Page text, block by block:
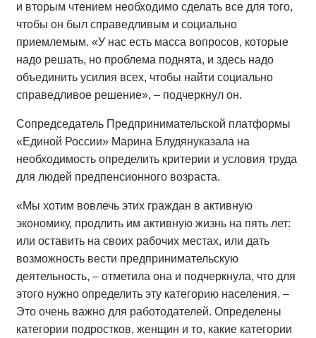
и вторым чтением необходимо сделать все для того,
чтобы он был справедливым и социально
приемлемым. «У нас есть масса вопросов, которые
надо решать, но проблема поднята, и здесь надо
объединить усилия всех, чтобы найти социально
справедливое решение», – подчеркнул он.
Сопредседатель Предпринимательской платформы
«Единой России» Марина Блудянуказала на
необходимость определить критерии и условия труда
для людей предпенсионного возраста.
«Мы хотим вовлечь этих граждан в активную
экономику, продлить им активную жизнь на пять лет:
или оставить на своих рабочих местах, или дать
возможность вести предпринимательскую
деятельность, – отметила она и подчеркнула, что для
этого нужно определить эту категорию населения. –
Это очень важно для работодателей. Определены
категории подростков, женщин и то, какие категории